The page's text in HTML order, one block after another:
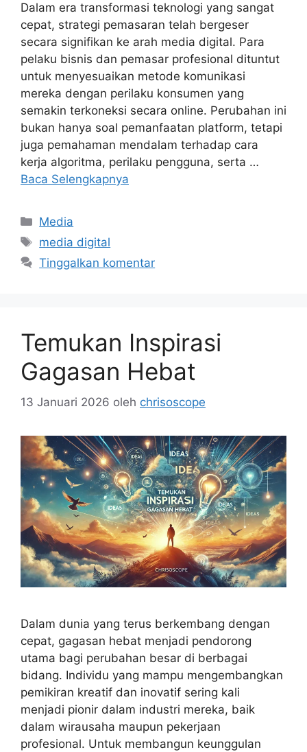
Dalam era transformasi teknologi yang sangat
cepat, strategi pemasaran telah bergeser
secara signifikan ke arah media digital. Para
pelaku bisnis dan pemasar profesional dituntut
untuk menyesuaikan metode komunikasi
mereka dengan perilaku konsumen yang
semakin terkoneksi secara online. Perubahan ini
bukan hanya soal pemanfaatan platform, tetapi
juga pemahaman mendalam terhadap cara
kerja algoritma, perilaku pengguna, serta …
Baca Selengkapnya
Kategori
Media
Tag
media digital
Tinggalkan komentar
Temukan Inspirasi
Gagasan Hebat
13 Januari 2026 oleh chrisoscope
Dalam dunia yang terus berkembang dengan
cepat, gagasan hebat menjadi pendorong
utama bagi perubahan besar di berbagai
bidang. Individu yang mampu mengembangkan
pemikiran kreatif dan inovatif sering kali
menjadi pionir dalam industri mereka, baik
dalam wirausaha maupun pekerjaan
profesional. Untuk membangun keunggulan